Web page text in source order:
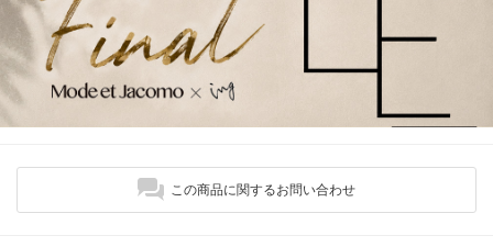
この商品に関するお問い合わせ